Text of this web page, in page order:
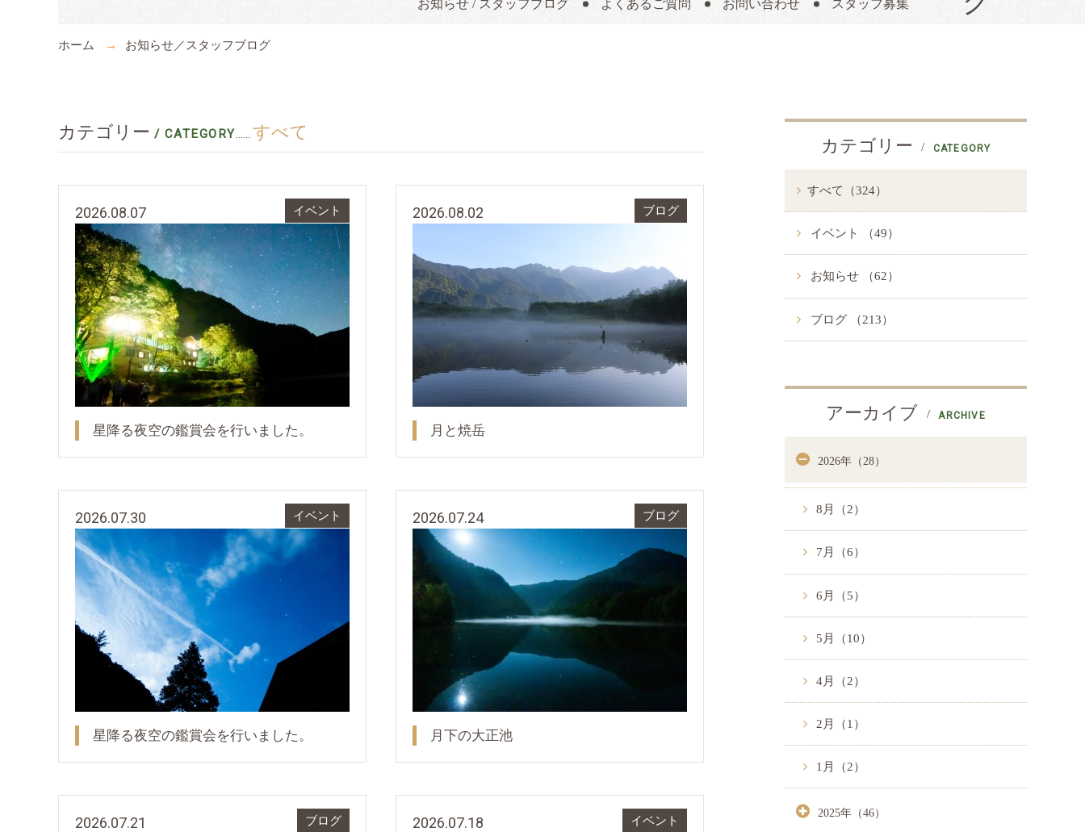
お知らせ / スタッフブログ よくあるご質問 お問い合わせ スタッフ募集
ホーム お知らせ／スタッフブログ
カテゴリー / CATEGORY...... すべて
2026.08.07 イベント
星降る夜空の鑑賞会を行いました。
2026.08.02 ブログ
月と焼岳
2026.07.30 イベント
星降る夜空の鑑賞会を行いました。
2026.07.24 ブログ
月下の大正池
2026.07.21 ブログ 2026.07.18 イベント
カテゴリー CATEGORY
すべて（324）
イベント （49）
お知らせ （62）
ブログ （213）
アーカイブ ARCHIVE
2026年（28）
8月（2）
7月（6）
6月（5）
5月（10）
4月（2）
2月（1）
1月（2）
2025年（46）